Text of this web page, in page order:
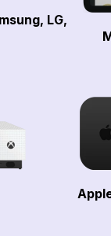
LG,